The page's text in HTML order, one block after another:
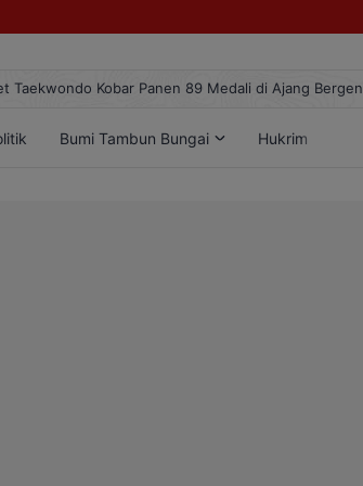
Taekwondo Kobar Panen 89 Medali di Ajang
Bumi Tambun Bungai Hukrim